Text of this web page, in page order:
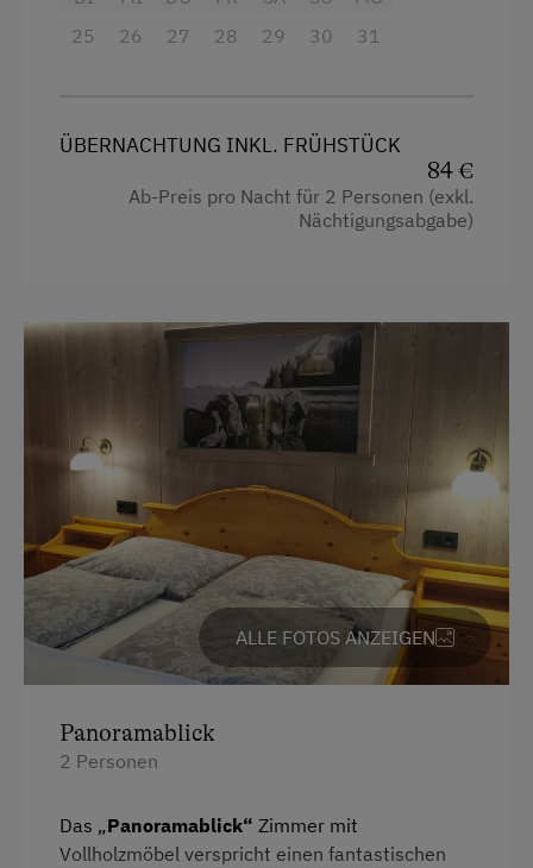
Wintersport
Zusätzliche Ausstattungsmerkmale
WLAN
25
26
27
28
29
30
31
ÜBERNACHTUNG INKL. FRÜHSTÜCK
84 €
Ab-Preis pro Nacht für 2 Personen (exkl.
Nächtigungsabgabe)
ALLE FOTOS ANZEIGEN
Panoramablick
2 Personen
Das „Panoramablick“ Zimmer mit
Vollholzmöbel verspricht einen fantastischen